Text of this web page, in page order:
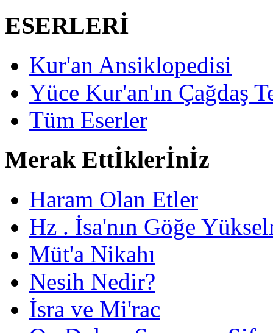
ESERLERİ
Kur'an Ansiklopedisi
Yüce Kur'an'ın Çağdaş
Tüm Eserler
Merak Ettİklerİnİz
Haram Olan Etler
Hz . İsa'nın Göğe
Müt'a Nikahı
Nesih Nedir?
İsra ve Mi'rac